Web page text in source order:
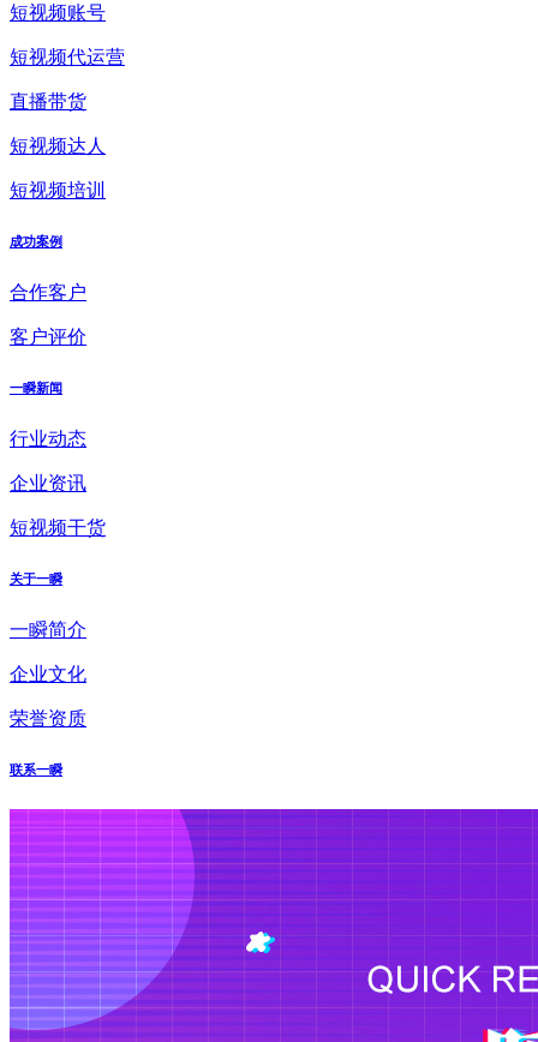
短视频账号
短视频代运营
直播带货
短视频达人
短视频培训
成功案例
合作客户
客户评价
一瞬新闻
行业动态
企业资讯
短视频干货
关于一瞬
一瞬简介
企业文化
荣誉资质
联系一瞬